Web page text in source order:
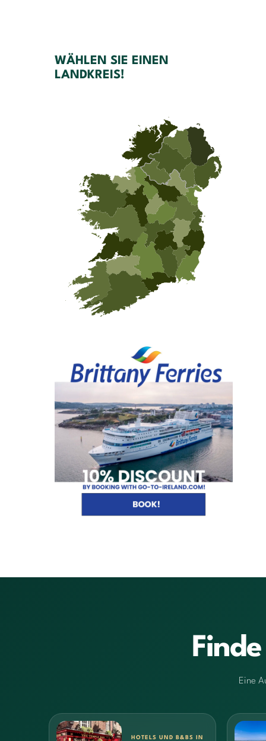
WÄHLEN SIE EINEN
LANDKREIS!
Eine
HOTELS UND B&BS IN